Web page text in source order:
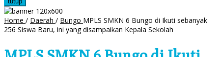
Home / Daerah / Bungo MPLS SMKN 6 Bungo di Ikuti sebanyak
256 Siswa Baru, ini yang disampaikan Kepala Sekolah